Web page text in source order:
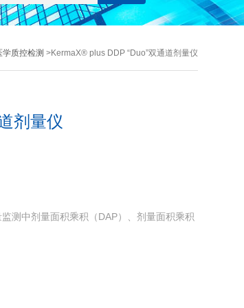
质控检测 >KermaX® plus DDP “Duo”双通道剂量仪
剂量仪
测中剂量面积乘积（DAP）、剂量面积乘积